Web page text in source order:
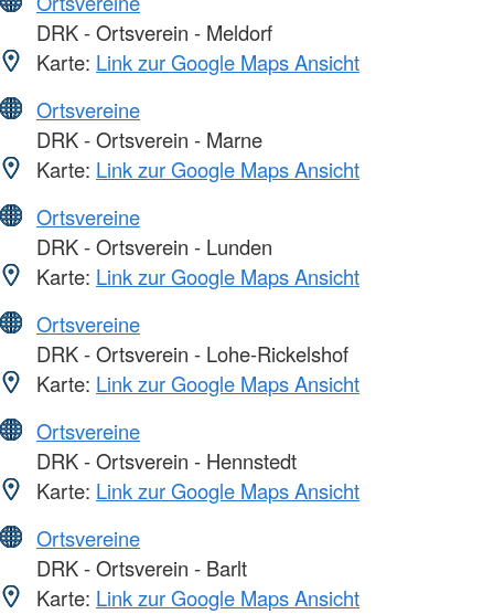
DRK - Ortsverein - Meldorf
Karte: Link zur Google Maps Ansicht
Ortsvereine
DRK - Ortsverein - Marne
Karte: Link zur Google Maps Ansicht
Ortsvereine
DRK - Ortsverein - Lunden
Karte: Link zur Google Maps Ansicht
Ortsvereine
DRK - Ortsverein - Lohe-Rickelshof
Karte: Link zur Google Maps Ansicht
Ortsvereine
DRK - Ortsverein - Hennstedt
Karte: Link zur Google Maps Ansicht
Ortsvereine
DRK - Ortsverein - Barlt
Karte: Link zur Google Maps Ansicht